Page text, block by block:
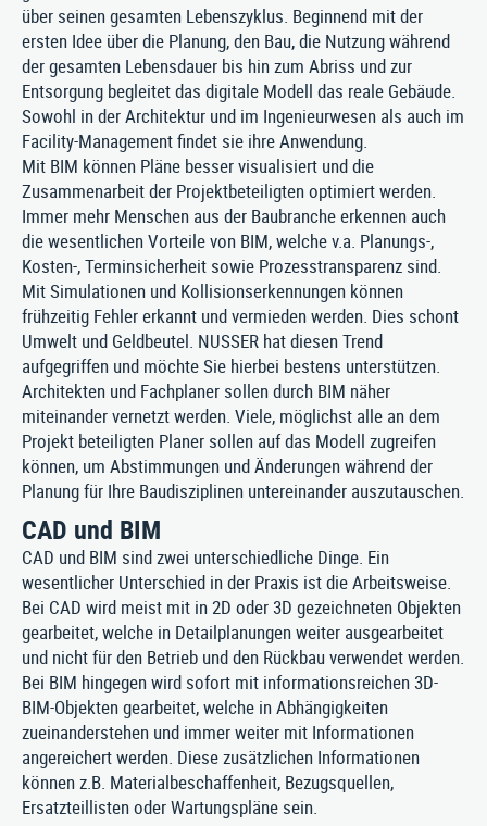
über seinen gesamten Lebenszyklus. Beginnend mit der
ersten Idee über die Planung, den Bau, die Nutzung während
der gesamten Lebensdauer bis hin zum Abriss und zur
Entsorgung begleitet das digitale Modell das reale Gebäude.
Sowohl in der Architektur und im Ingenieurwesen als auch im
Facility-Management findet sie ihre Anwendung.
Mit BIM können Pläne besser visualisiert und die
Zusammenarbeit der Projektbeteiligten optimiert werden.
Immer mehr Menschen aus der Baubranche erkennen auch
die wesentlichen Vorteile von BIM, welche v.a. Planungs-,
Kosten-, Terminsicherheit sowie Prozesstransparenz sind.
Mit Simulationen und Kollisionserkennungen können
frühzeitig Fehler erkannt und vermieden werden. Dies schont
Umwelt und Geldbeutel. NUSSER hat diesen Trend
aufgegriffen und möchte Sie hierbei bestens unterstützen.
Architekten und Fachplaner sollen durch BIM näher
miteinander vernetzt werden. Viele, möglichst alle an dem
Projekt beteiligten Planer sollen auf das Modell zugreifen
können, um Abstimmungen und Änderungen während der
Planung für Ihre Baudisziplinen untereinander auszutauschen.
CAD und BIM
CAD und BIM sind zwei unterschiedliche Dinge. Ein
wesentlicher Unterschied in der Praxis ist die Arbeitsweise.
Bei CAD wird meist mit in 2D oder 3D gezeichneten Objekten
gearbeitet, welche in Detailplanungen weiter ausgearbeitet
und nicht für den Betrieb und den Rückbau verwendet werden.
Bei BIM hingegen wird sofort mit informationsreichen 3D-
BIM-Objekten gearbeitet, welche in Abhängigkeiten
zueinanderstehen und immer weiter mit Informationen
angereichert werden. Diese zusätzlichen Informationen
können z.B. Materialbeschaffenheit, Bezugsquellen,
Ersatzteillisten oder Wartungspläne sein.